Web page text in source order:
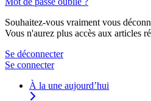
Souhaitez-vous vraiment vous
Vous n'aurez plus accès aux articles
Se déconnecter
Se connecter
À la une aujourd’hui